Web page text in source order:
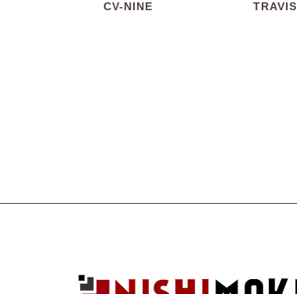
CV-NINE TRAVIS